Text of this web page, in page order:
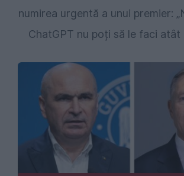
numirea urgentă a unui premier:
ChatGPT nu poți să le faci atât